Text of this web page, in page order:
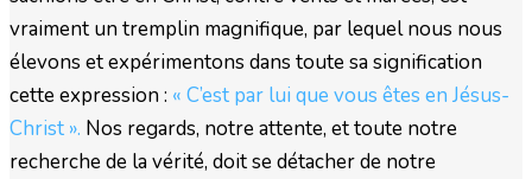
vraiment un tremplin magnifique, par lequel nous nous
élevons et expérimentons dans toute sa signification
cette expression : « C’est par lui que vous êtes en Jésus-
Christ ». Nos regards, notre attente, et toute notre
recherche de la vérité, doit se détacher de notre